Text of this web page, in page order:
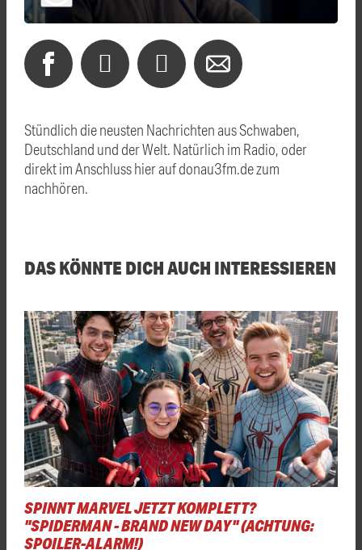
Stündlich die neusten Nachrichten aus Schwaben,
Deutschland und der Welt. Natürlich im Radio, oder
direkt im Anschluss hier auf donau3fm.de zum
nachhören.
DAS KÖNNTE DICH AUCH INTERESSIEREN
SPINNT MARVEL JETZT KOMPLETT?
"SPIDERMAN - BRAND NEW DAY" (ACHTUNG:
SPOILER-ALARM!)